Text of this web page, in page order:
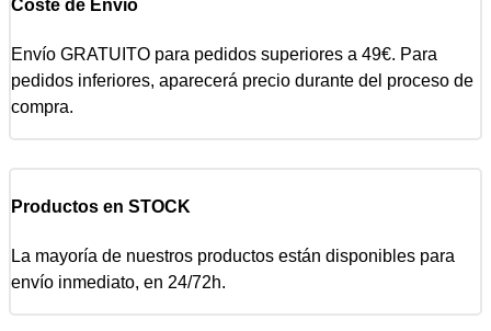
Coste de Envío
Envío GRATUITO para pedidos superiores a 49€. Para
pedidos inferiores, aparecerá precio durante del proceso de
compra.
Productos en STOCK
La mayoría de nuestros productos están disponibles para
envío inmediato, en 24/72h.